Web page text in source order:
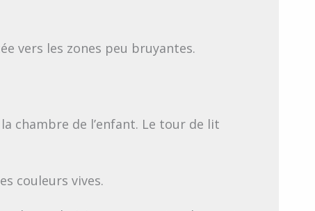
vers les zones peu bruyantes.
chambre de l’enfant. Le tour de lit
couleurs vives.